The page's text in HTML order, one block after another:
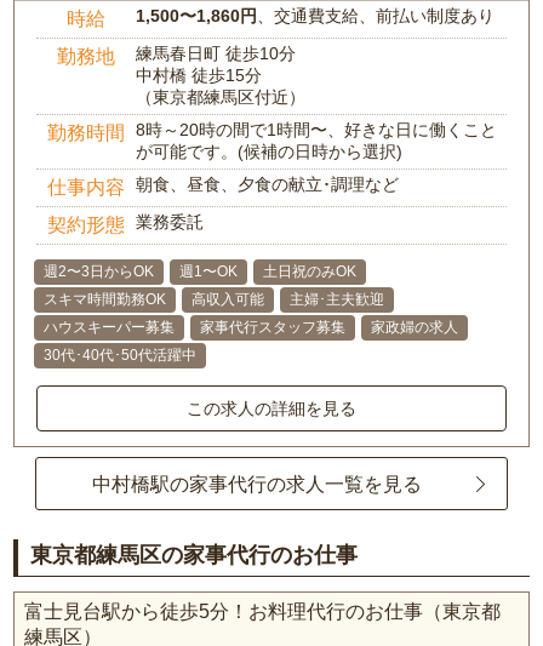
時給 1,500〜1,860円、交通費支給、前払い制度あり
勤務地
練馬春日町 徒歩10分
中村橋 徒歩15分
（東京都練馬区付近）
勤務時間
8時～20時の間で1時間〜、好きな日に働くこと
が可能です。(候補の日時から選択)
仕事内容 朝食、昼食、夕食の献立･調理など
契約形態 業務委託
週2〜3日からOK 週1〜OK
土日祝のみOK
スキマ時間勤務OK
高収入可能
主婦･主夫歓迎
ハウスキーパー募集
家事代行スタッフ募集
家政婦の求人
30代･40代･50代活躍中
この求人の詳細を見る
中村橋駅の家事代行の求人一覧を見る
東京都練馬区の家事代行のお仕事
富士見台駅から徒歩5分！お料理代行のお仕事（東京都
練馬区）